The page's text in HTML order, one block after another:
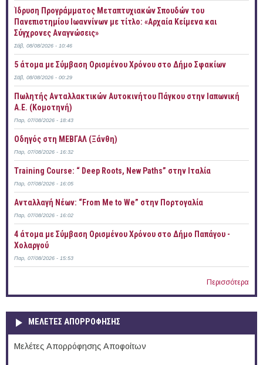
Ίδρυση Προγράμματος Μεταπτυχιακών Σπουδών του
Πανεπιστημίου Ιωαννίνων με τίτλο: «Αρχαία Κείμενα και
Σύγχρονες Αναγνώσεις»
Σάβ, 08/08/2026 - 10:46
5 άτομα με Σύμβαση Ορισμένου Χρόνου στο Δήμο Σφακίων
Σάβ, 08/08/2026 - 00:29
Πωλητής Ανταλλακτικών Αυτοκινήτου Πάγκου στην Ιαπωνική
Α.Ε. (Κομοτηνή)
Παρ, 07/08/2026 - 18:43
Οδηγός στη ΜΕΒΓΑΛ (Ξάνθη)
Παρ, 07/08/2026 - 16:32
Training Course: “ Deep Roots, New Paths” στην Ιταλία
Παρ, 07/08/2026 - 16:05
Ανταλλαγή Νέων: “From Me to We” στην Πορτογαλία
Παρ, 07/08/2026 - 16:02
4 άτομα με Σύμβαση Ορισμένου Χρόνου στο Δήμο Παπάγου -
Χολαργού
Παρ, 07/08/2026 - 15:53
Περισσότερα
ΜΕΛΕΤΕΣ ΑΠΟΡΡΟΦΗΣΗΣ
Μελέτες Απορρόφησης Αποφοίτων